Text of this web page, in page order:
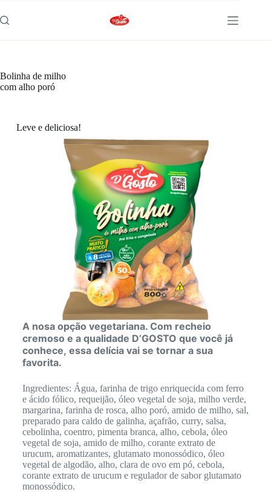
Bolinha de milho
com alho poró
Leve e deliciosa!
A nosa opção vegetariana. Com recheio
cremoso e a qualidade D’GOSTO que você já
conhece, essa delícia vai se tornar a sua
favorita.
Ingredientes: Água, farinha de trigo enriquecida com ferro
e ácido fólico, requeijão, óleo vegetal de soja, milho verde,
margarina, farinha de rosca, alho poró, amido de milho, sal,
preparado para caldo de galinha, açafrão, curry, salsa,
cebolinha, coentro, pimenta branca, alho, cebola, óleo
vegetal de soja, amido de milho, corante extrato de
urucum, aromatizantes, glutamato monossódico, óleo
vegetal de algodão, alho, clara de ovo em pó, cebola,
corante extrato de urucum e regulador de sabor glutamato
monossódico.